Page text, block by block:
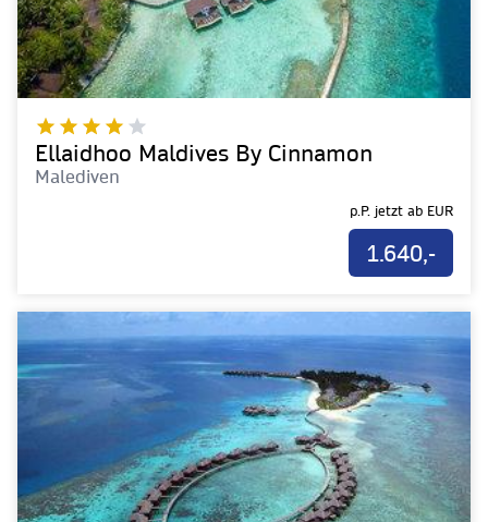
Ellaidhoo Maldives By Cinnamon
Malediven
p.P. jetzt ab EUR
1.640,-